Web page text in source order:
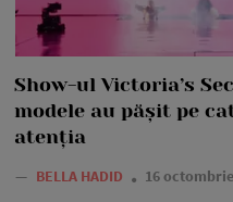
Show-ul Victoria’s
modele au pășit pe
atenția
— BELLA HADID 16